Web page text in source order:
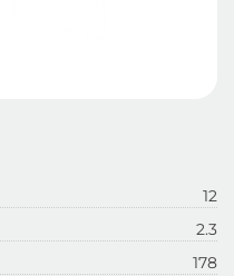
12
2.3
178